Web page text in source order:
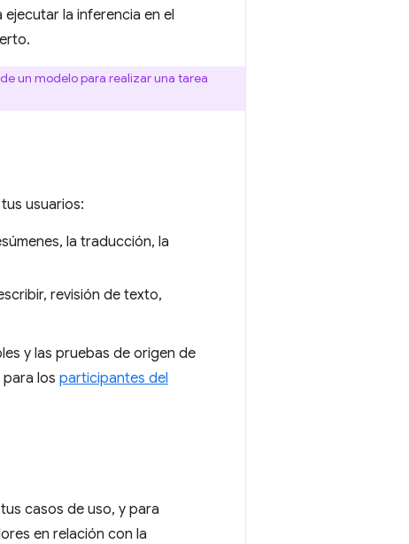
ejecutar la inferencia en el
un modelo para realizar una tarea
usuarios:
la traducción, la
revisión de texto,
y las pruebas de origen de
los participantes del
casos de uso, y para
en relación con la